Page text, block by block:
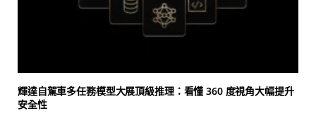
輝達自駕車多任務模型大展頂級推理：看懂 360 度視角大幅提升
安全性